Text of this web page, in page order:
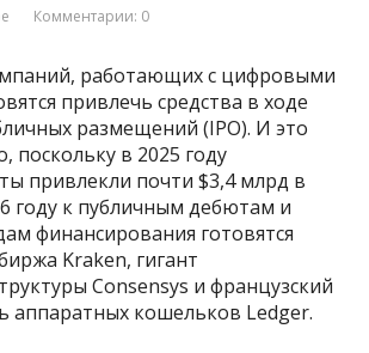
Комментарии: 0
работающих с цифровыми
привлечь средства в ходе
размещений (IPO). И это
поскольку в 2025 году
привлекли почти $3,4 млрд в
году к публичным дебютам и
финансирования готовятся
Kraken, гигант
Consensys и французский
аппаратных кошельков Ledger.